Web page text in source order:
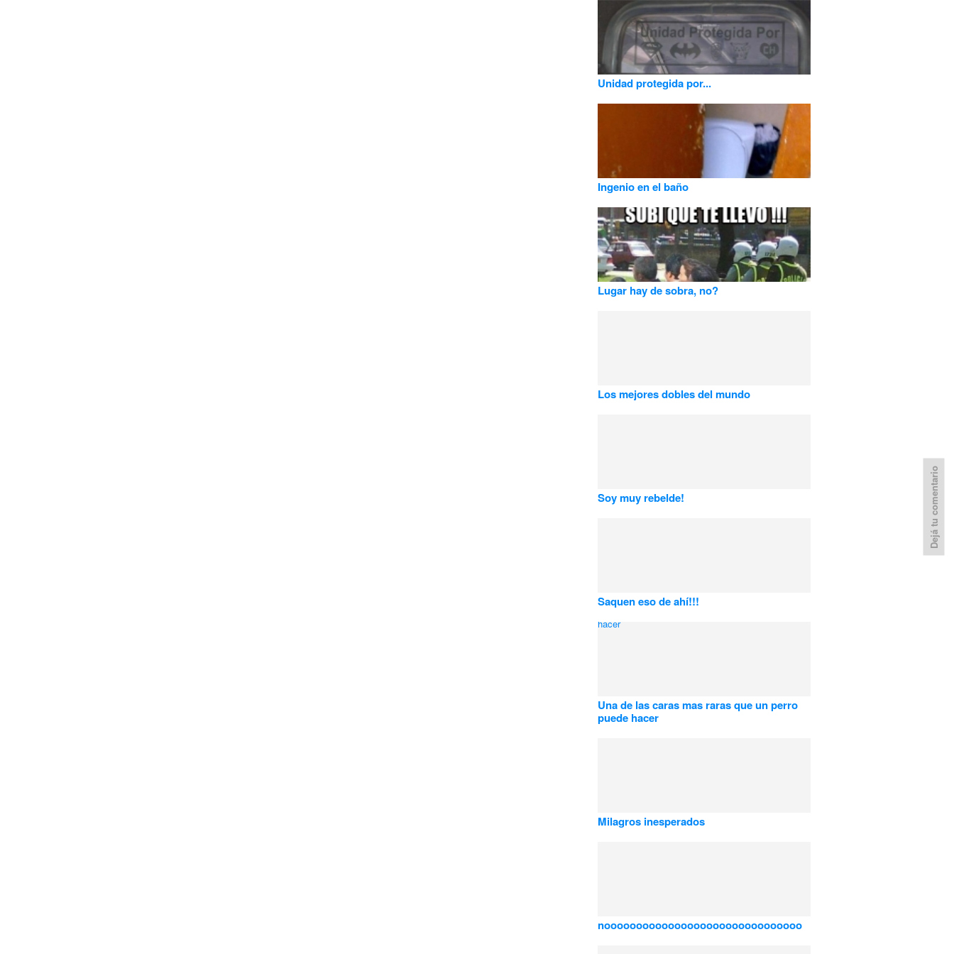
Unidad protegida por...
Ingenio en el baño
Lugar hay de sobra, no?
Los mejores dobles del mundo
Soy muy rebelde!
Saquen eso de ahí!!!
Una de las caras mas raras que un perro
puede hacer
Milagros inesperados
nooooooooooooooooooooooooooooooo
Dejá tu comentario